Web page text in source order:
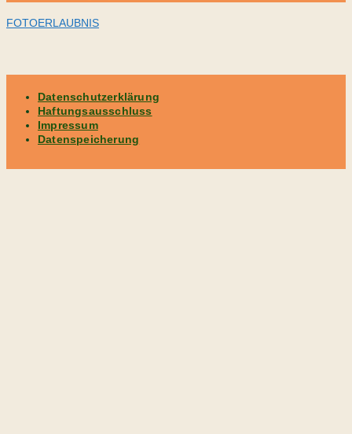
FOTOERLAUBNIS
Datenschutzerklärung
Haftungsausschluss
Impressum
Datenspeicherung